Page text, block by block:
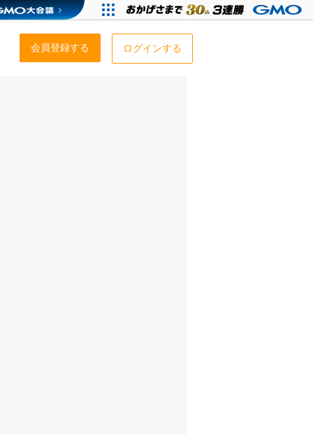
会員登録する ログインする